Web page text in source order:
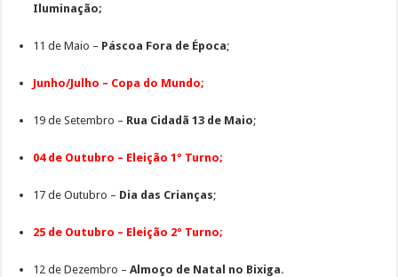
Iluminação;
11 de Maio – Páscoa Fora de Época;
Junho/Julho – Copa do Mundo;
19 de Setembro – Rua Cidadã 13 de Maio;
04 de Outubro – Eleição 1º Turno;
17 de Outubro – Dia das Crianças;
25 de Outubro – Eleição 2º Turno;
12 de Dezembro –Almoço de Natal no Bixiga.